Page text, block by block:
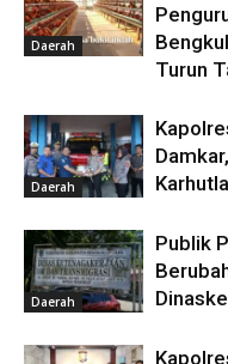
Daerah
Turun
Daerah
Karhutla
Daerah
Publik